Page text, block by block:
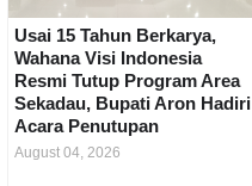
Usai 15 Tahun Berkarya,
Wahana Visi Indonesia
Resmi Tutup Program Area
Sekadau, Bupati Aron Hadiri
Acara Penutupan
August 04, 2026